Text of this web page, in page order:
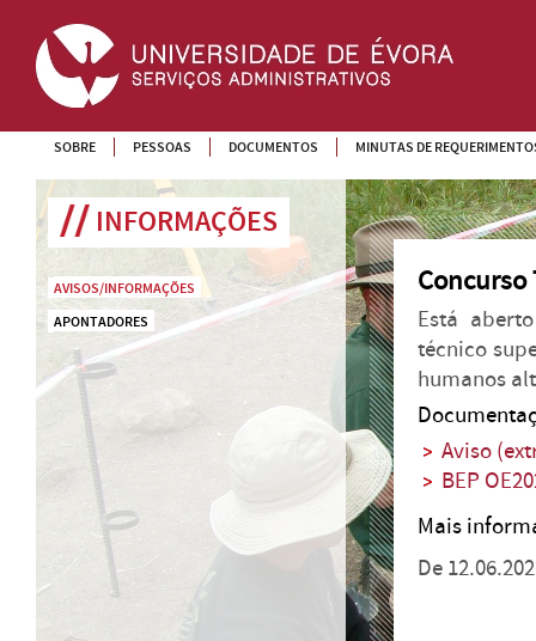
SOBRE PESSOAS DOCUMENTOS MINUTAS DE
INFORMAÇÕES
AVISOS/INFORMAÇÕES
APONTADORES
Concurso
Está
técnico
humanos
Aviso
BEP
Mais
De